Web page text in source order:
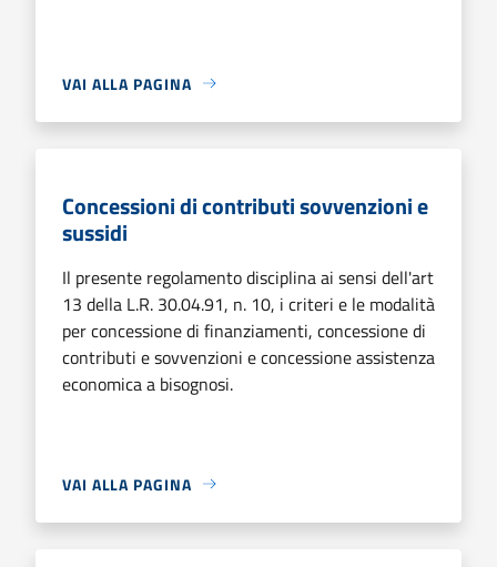
VAI ALLA PAGINA
Concessioni di contributi sovvenzioni e
sussidi
Il presente regolamento disciplina ai sensi dell'art
13 della L.R. 30.04.91, n. 10, i criteri e le modalità
per concessione di finanziamenti, concessione di
contributi e sovvenzioni e concessione assistenza
economica a bisognosi.
VAI ALLA PAGINA